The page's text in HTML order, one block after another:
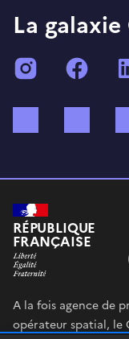
La galaxie
Instagram
RÉPUBLIQUE
FRANÇAISE
A la fois agence de
opérateur spatial, le